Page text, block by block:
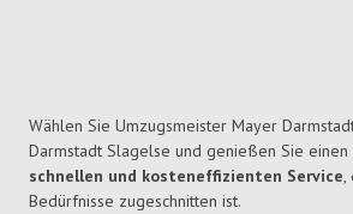
Wählen Sie Umzugsmeister Mayer
Darmstadt Slagelse und genießen Sie einen
schnellen und kosteneffizienten Service,
Bedürfnisse zugeschnitten ist.